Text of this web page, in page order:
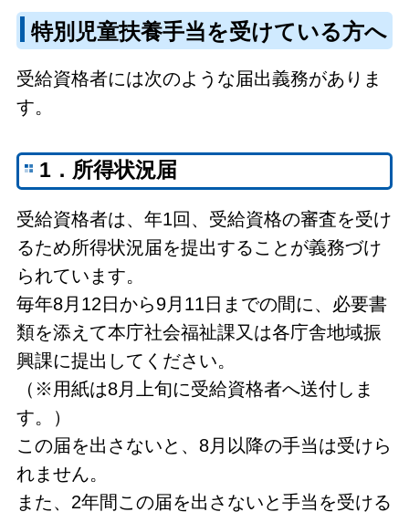
特別児童扶養手当を受けている方へ
受給資格者には次のような届出義務がありま
す。
1．所得状況届
受給資格者は、年1回、受給資格の審査を受け
るため所得状況届を提出することが義務づけ
られています。
毎年8月12日から9月11日までの間に、必要書
類を添えて本庁社会福祉課又は各庁舎地域振
興課に提出してください。
（※用紙は8月上旬に受給資格者へ送付しま
す。）
この届を出さないと、8月以降の手当は受けら
れません。
また、2年間この届を出さないと手当を受ける